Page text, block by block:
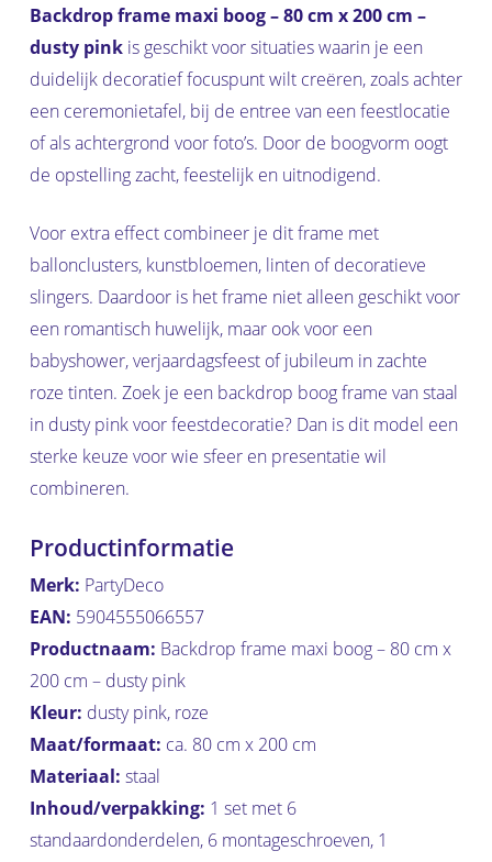
Backdrop frame maxi boog – 80 cm x 200 cm –
dusty pinkis geschikt voor situaties waarin je een
duidelijk decoratief focuspunt wilt creëren, zoals achter
een ceremonietafel, bij de entree van een feestlocatie
of als achtergrond voor foto’s. Door de boogvorm oogt
de opstelling zacht, feestelijk en uitnodigend.
Voor extra effect combineer je dit frame met
ballonclusters, kunstbloemen, linten of decoratieve
slingers. Daardoor is het frame niet alleen geschikt voor
een romantisch huwelijk, maar ook voor een
babyshower, verjaardagsfeest of jubileum in zachte
roze tinten. Zoek je een backdrop boog frame van staal
in dusty pink voor feestdecoratie? Dan is dit model een
sterke keuze voor wie sfeer en presentatie wil
combineren.
Productinformatie
Merk: PartyDeco
EAN: 5904555066557
Productnaam: Backdrop frame maxi boog – 80 cm x
200 cm – dusty pink
Kleur: dusty pink, roze
Maat/formaat: ca. 80 cm x 200 cm
Materiaal: staal
Inhoud/verpakking: 1 set met 6
standaardonderdelen, 6 montageschroeven, 1